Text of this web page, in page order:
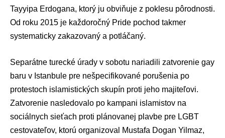
Tayyipa Erdogana, ktorý ju obviňuje z poklesu pôrodnosti.
Od roku 2015 je každoročný Pride pochod takmer
systematicky zakazovaný a potláčaný.
Separátne turecké úrady v sobotu nariadili zatvorenie gay
baru v Istanbule pre nešpecifikované porušenia po
protestoch islamistických skupín proti jeho majiteľovi.
Zatvorenie nasledovalo po kampani islamistov na
sociálnych sieťach proti plánovanej plavbe pre LGBT
cestovateľov, ktorú organizoval Mustafa Dogan Yilmaz,